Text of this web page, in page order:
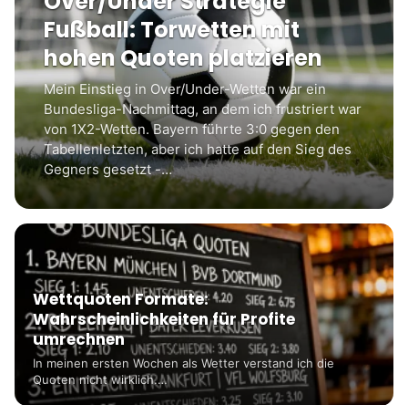
Fußball: Torwetten mit
hohen Quoten platzieren
Mein Einstieg in Over/Under-Wetten war ein
Bundesliga-Nachmittag, an dem ich frustriert war
von 1X2-Wetten. Bayern führte 3:0 gegen den
Tabellenletzten, aber ich hatte auf den Sieg des
Gegners gesetzt -…
Wettquoten Formate:
Wahrscheinlichkeiten für Profite
umrechnen
In meinen ersten Wochen als Wetter verstand ich die
Quoten nicht wirklich.…